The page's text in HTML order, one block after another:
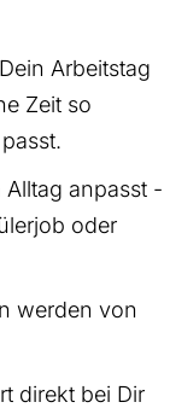
Arbeitstag
Zeit so
anpasst -
oder
werden von
direkt bei Dir